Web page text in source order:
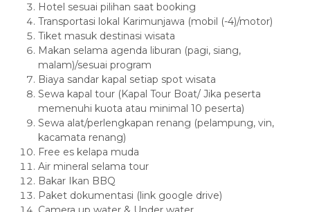
Hotel sesuai pilihan saat booking
Transportasi lokal Karimunjawa (mobil (-4)/motor)
Tiket masuk destinasi wisata
Makan selama agenda liburan (pagi, siang,
malam)/sesuai program
Biaya sandar kapal setiap spot wisata
Sewa kapal tour (Kapal Tour Boat/ Jika peserta
memenuhi kuota atau minimal 10 peserta)
Sewa alat/perlengkapan renang (pelampung, vin,
kacamata renang)
Free es kelapa muda
Air mineral selama tour
Bakar Ikan BBQ
Paket dokumentasi (link google drive)